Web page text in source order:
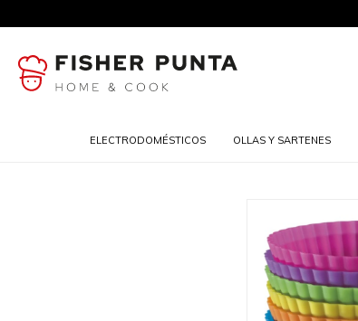
ELECTRODOMÉSTICOS OLLAS Y SARTENES